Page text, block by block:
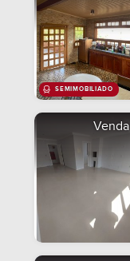
MOBILIADO
Venda